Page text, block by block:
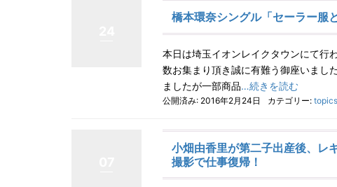
橋本環奈シングル「セーラー服
本日は埼玉イオンレイクタウンにて行
数お集まり頂き誠に有難う御座いまし
ましたが一部商品…続きを読む
公開済み: 2016年2月24日 カテゴリー: topics
小畑由香里が第二子出産後、レ
撮影で仕事復帰！